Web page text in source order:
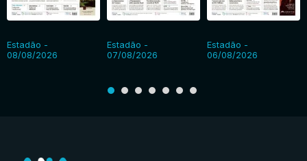
Estadão -
08/08/2026
Estadão -
07/08/2026
Estadão -
06/08/2026